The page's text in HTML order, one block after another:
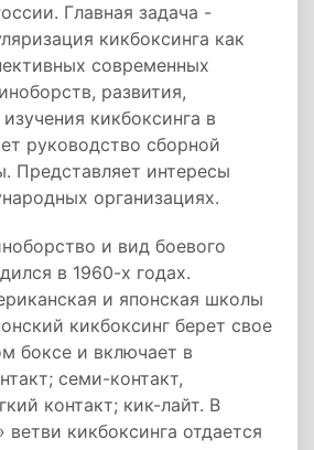
Главная задача -
кикбоксинга как
современных
развития,
кикбоксинга в
руководство сборной
Представляет интересы
организациях.
и вид боевого
в 1960-х годах.
и японская школы
кикбоксинг берет свое
боксе и включает в
семи-контакт,
контакт; кик-лайт. В
ветви кикбоксинга отдается